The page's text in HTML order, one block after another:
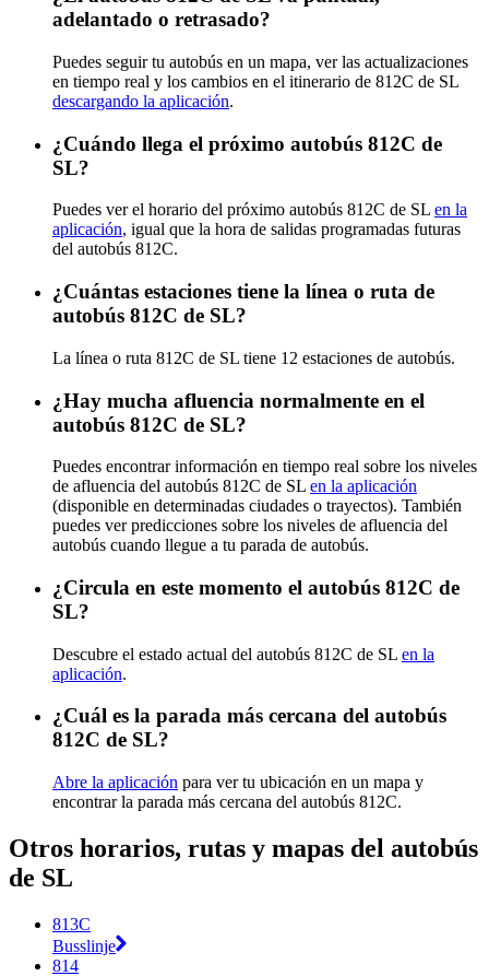
adelantado o retrasado?
Puedes seguir tu autobús en un mapa, ver las actualizaciones
en tiempo real y los cambios en el itinerario de 812C de SL
descargando la aplicación.
¿Cuándo llega el próximo autobús 812C de
SL?
Puedes ver el horario del próximo autobús 812C de SL en la
aplicación, igual que la hora de salidas programadas futuras
del autobús 812C.
¿Cuántas estaciones tiene la línea o ruta de
autobús 812C de SL?
La línea o ruta 812C de SL tiene 12 estaciones de autobús.
¿Hay mucha afluencia normalmente en el
autobús 812C de SL?
Puedes encontrar información en tiempo real sobre los niveles
de afluencia del autobús 812C de SL en la aplicación
(disponible en determinadas ciudades o trayectos). También
puedes ver predicciones sobre los niveles de afluencia del
autobús cuando llegue a tu parada de autobús.
¿Circula en este momento el autobús 812C de
SL?
Descubre el estado actual del autobús 812C de SL en la
aplicación.
¿Cuál es la parada más cercana del autobús
812C de SL?
Abre la aplicación para ver tu ubicación en un mapa y
encontrar la parada más cercana del autobús 812C.
Otros horarios, rutas y mapas del autobús
de SL
813C
Busslinje
814